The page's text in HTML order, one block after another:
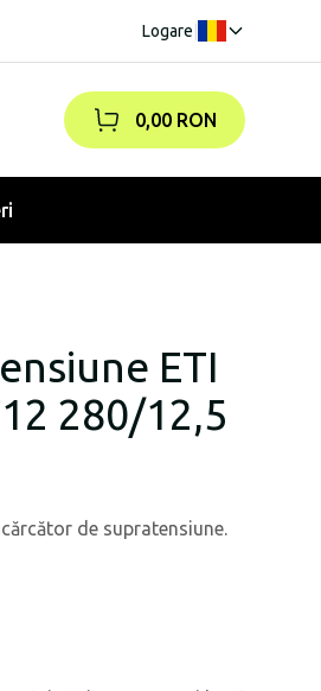
Logare
0,00 RON
ETI
280/12,5
de supratensiune.